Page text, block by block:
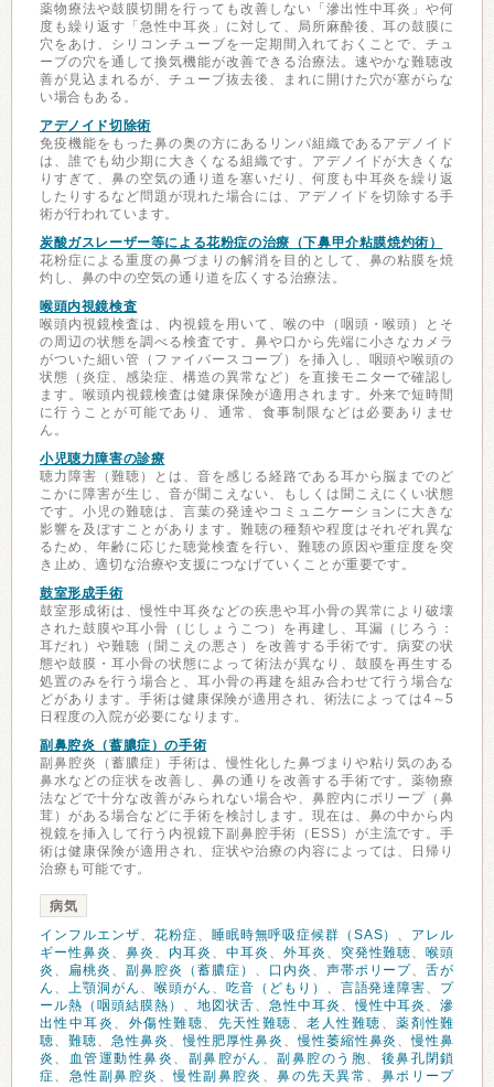
薬物療法や鼓膜切開を行っても改善しない「滲出性中耳炎」や何
度も繰り返す「急性中耳炎」に対して、局所麻酔後、耳の鼓膜に
穴をあけ、シリコンチューブを一定期間入れておくことで、チュ
ーブの穴を通して換気機能が改善できる治療法。速やかな難聴改
善が見込まれるが、チューブ抜去後、まれに開けた穴が塞がらな
い場合もある。
アデノイド切除術
免疫機能をもった鼻の奥の方にあるリンパ組織であるアデノイド
は、誰でも幼少期に大きくなる組織です。アデノイドが大きくな
りすぎて、鼻の空気の通り道を塞いだり、何度も中耳炎を繰り返
したりするなど問題が現れた場合には、アデノイドを切除する手
術が行われています。
炭酸ガスレーザー等による花粉症の治療（下鼻甲介粘膜焼灼術）
花粉症による重度の鼻づまりの解消を目的として、鼻の粘膜を焼
灼し、鼻の中の空気の通り道を広くする治療法。
喉頭内視鏡検査
喉頭内視鏡検査は、内視鏡を用いて、喉の中（咽頭・喉頭）とそ
の周辺の状態を調べる検査です。鼻や口から先端に小さなカメラ
がついた細い管（ファイバースコープ）を挿入し、咽頭や喉頭の
状態（炎症、感染症、構造の異常など）を直接モニターで確認し
ます。喉頭内視鏡検査は健康保険が適用されます。外来で短時間
に行うことが可能であり、通常、食事制限などは必要ありませ
ん。
小児聴力障害の診療
聴力障害（難聴）とは、音を感じる経路である耳から脳までのど
こかに障害が生じ、音が聞こえない、もしくは聞こえにくい状態
です。小児の難聴は、言葉の発達やコミュニケーションに大きな
影響を及ぼすことがあります。難聴の種類や程度はそれぞれ異な
るため、年齢に応じた聴覚検査を行い、難聴の原因や重症度を突
き止め、適切な治療や支援につなげていくことが重要です。
鼓室形成手術
鼓室形成術は、慢性中耳炎などの疾患や耳小骨の異常により破壊
された鼓膜や耳小骨（じしょうこつ）を再建し、耳漏（じろう：
耳だれ）や難聴（聞こえの悪さ）を改善する手術です。病変の状
態や鼓膜・耳小骨の状態によって術法が異なり、鼓膜を再生する
処置のみを行う場合と、耳小骨の再建を組み合わせて行う場合な
どがあります。手術は健康保険が適用され、術法によっては4～5
日程度の入院が必要になります。
副鼻腔炎（蓄膿症）の手術
副鼻腔炎（蓄膿症）手術は、慢性化した鼻づまりや粘り気のある
鼻水などの症状を改善し、鼻の通りを改善する手術です。薬物療
法などで十分な改善がみられない場合や、鼻腔内にポリープ（鼻
茸）がある場合などに手術を検討します。現在は、鼻の中から内
視鏡を挿入して行う内視鏡下副鼻腔手術（ESS）が主流です。手
術は健康保険が適用され、症状や治療の内容によっては、日帰り
治療も可能です。
病気
インフルエンザ、 花粉症、 睡眠時無呼吸症候群（SAS） 、 アレル
ギー性鼻炎 、 鼻炎 、 内耳炎 、 中耳炎 、 外耳炎 、 突発性難聴、喉頭
炎 、 扁桃炎 、 副鼻腔炎（蓄膿症） 、 口内炎 、 声帯ポリープ、舌が
ん 、 上顎洞がん 、 喉頭がん 、 吃音（どもり） 、 言語発達障害、 プ
ール熱（咽頭結膜熱） 、 地図状舌、 急性中耳炎 、慢性中耳炎 、滲
出性中耳炎 、 外傷性難聴、 先天性難聴 、老人性難聴 、薬剤性難
聴、 難聴、 急性鼻炎 、慢性肥厚性鼻炎 、慢性萎縮性鼻炎 、慢性鼻
炎 、 血管運動性鼻炎 、 副鼻腔がん 、副鼻腔のう胞、 後鼻孔閉鎖
症、 急性副鼻腔炎 、慢性副鼻腔炎 、鼻の先天異常 、 鼻ポリープ